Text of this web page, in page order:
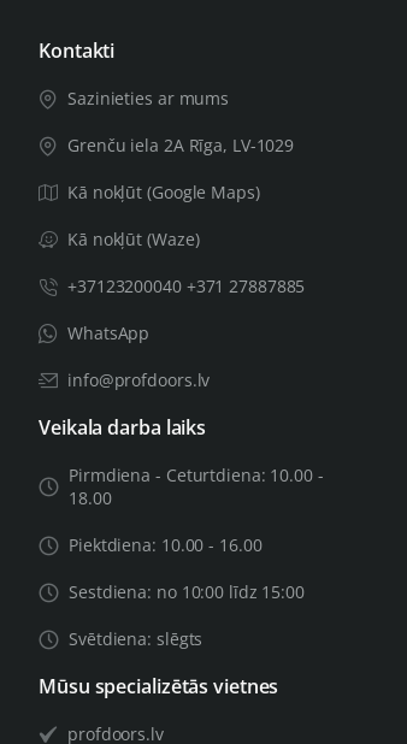
Kontakti
Sazinieties ar mums
Grenču iela 2A Rīga, LV-1029
Kā nokļūt (Google Maps)
Kā nokļūt (Waze)
+37123200040 +371 27887885
WhatsApp
info@profdoors.lv
Veikala darba laiks
Pirmdiena - Ceturtdiena: 10.00 -
18.00
Piektdiena: 10.00 - 16.00
Sestdiena: no 10:00 līdz 15:00
Svētdiena: slēgts
Mūsu specializētās vietnes
profdoors.lv